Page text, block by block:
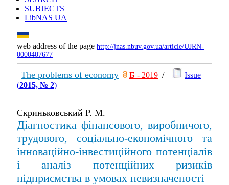
SUBJECTS
LibNAS UA
web address of the page http://jnas.nbuv.gov.ua/article/UJRN-
0000407677
The problems of economy Б - 2019 /
Issue
(2015, № 2)
Скриньковський Р. М.
Діагностика фінансового, виробничого,
трудового, соціально-економічного та
інноваційно-інвестиційного потенціалів
і аналіз потенційних ризиків
підприємства в умовах невизначеності